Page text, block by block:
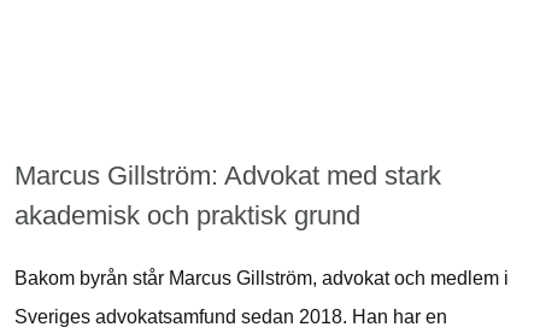
Marcus Gillström: Advokat med stark
akademisk och praktisk grund
Bakom byrån står Marcus Gillström, advokat och medlem i
Sveriges advokatsamfund sedan 2018. Han har en